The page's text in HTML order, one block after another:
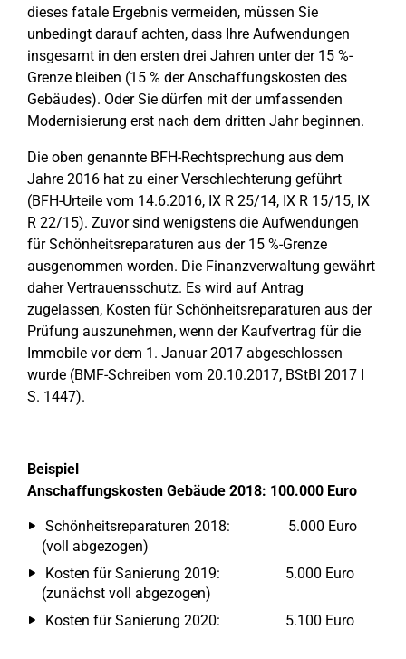
dieses fatale Ergebnis vermeiden, müssen Sie
unbedingt darauf achten, dass Ihre Aufwendungen
insgesamt in den ersten drei Jahren unter der 15 %-
Grenze bleiben (15 % der Anschaffungskosten des
Gebäudes). Oder Sie dürfen mit der umfassenden
Modernisierung erst nach dem dritten Jahr beginnen.
Die oben genannte BFH-Rechtsprechung aus dem
Jahre 2016 hat zu einer Verschlechterung geführt
(BFH-Urteile vom 14.6.2016, IX R 25/14, IX R 15/15, IX
R 22/15). Zuvor sind wenigstens die Aufwendungen
für Schönheitsreparaturen aus der 15 %-Grenze
ausgenommen worden. Die Finanzverwaltung gewährt
daher Vertrauensschutz. Es wird auf Antrag
zugelassen, Kosten für Schönheitsreparaturen aus der
Prüfung auszunehmen, wenn der Kaufvertrag für die
Immobile vor dem 1. Januar 2017 abgeschlossen
wurde (BMF-Schreiben vom 20.10.2017, BStBl 2017 I
S. 1447).
Beispiel
Anschaffungskosten Gebäude 2018: 100.000 Euro
Schönheitsreparaturen 2018: 5.000 Euro
(voll abgezogen)
Kosten für Sanierung 2019: 5.000 Euro
(zunächst voll abgezogen)
Kosten für Sanierung 2020: 5.100 Euro